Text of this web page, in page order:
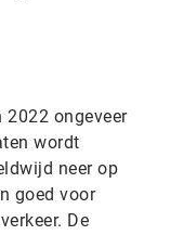
ongeveer
wordt
neer op
goed voor
De